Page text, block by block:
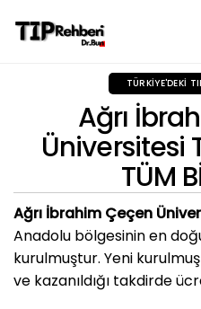
TÜRKIYE'DEKI
Ağrı
Üniversitesi
TÜM
Ağrı İbrahim Çeçen
Anadolu bölgesinin en
kurulmuştur. Yeni
ve kazanıldığı takdirde